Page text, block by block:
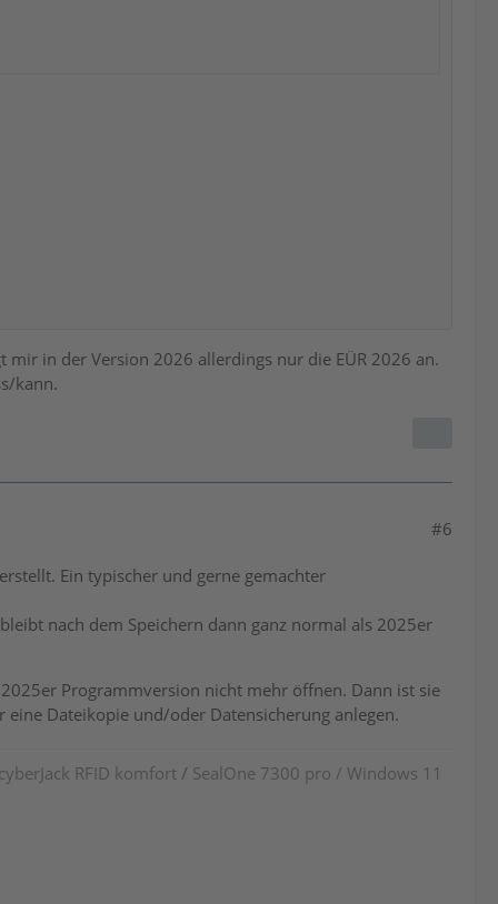
mir in der Version 2026 allerdings nur die EÜR 2026 an.
kann.
#6
Ein typischer und gerne gemachter
nach dem Speichern dann ganz normal als 2025er
Programmversion nicht mehr öffnen. Dann ist sie
Dateikopie und/oder Datensicherung anlegen.
RFID komfort / SealOne 7300 pro / Windows 11